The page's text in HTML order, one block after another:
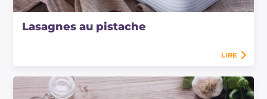
Lasagnes au pistache
LIRE